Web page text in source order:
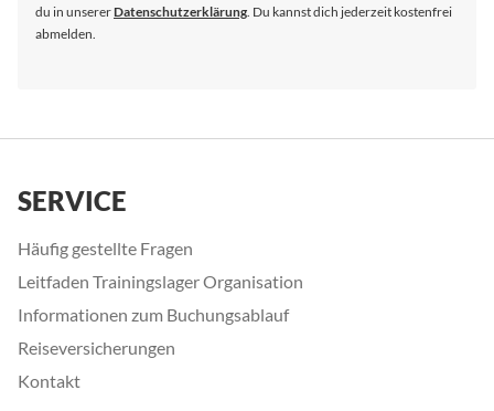
du in unsererDatenschutzerklärung. Du kannst dich jederzeit kostenfrei
abmelden.
SERVICE
Häufig gestellte Fragen
Leitfaden Trainingslager Organisation
Informationen zum Buchungsablauf
Reiseversicherungen
Kontakt